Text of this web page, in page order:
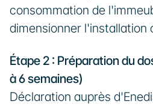
consommation de
dimensionner l'installation
Étape 2 : Préparation du
à 6 semaines)
Déclaration auprès